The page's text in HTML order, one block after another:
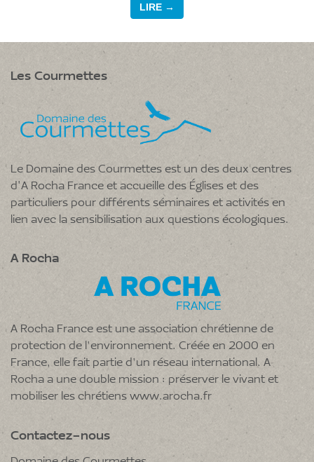
LIRE →
Les Courmettes
Le Domaine des Courmettes est un des deux centres
d'A Rocha France et accueille des Églises et des
particuliers pour différents séminaires et activités en
lien avec la sensibilisation aux questions écologiques.
A Rocha
A Rocha France est une association chrétienne de
protection de l’environnement. Créée en 2000 en
France, elle fait partie d’un réseau international. A
Rocha a une double mission : préserver le vivant et
mobiliser les chrétiens www.arocha.fr
Contactez-nous